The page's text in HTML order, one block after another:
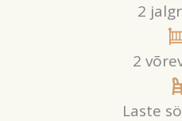
2
2
Laste